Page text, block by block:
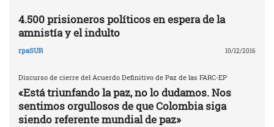
4.500 prisioneros políticos en espera de la
amnistía y el indulto
rpaSUR 10/12/2016
Discurso de cierre del Acuerdo Definitivo de Paz de las FARC-EP
«Está triunfando la paz, no lo dudamos. Nos
sentimos orgullosos de que Colombia siga
siendo referente mundial de paz»